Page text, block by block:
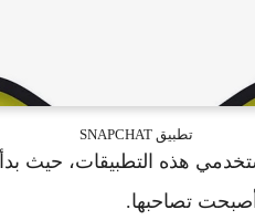
تطبيق SNAPCHAT
هذه التطبيقات، حيث
أصبحت تصاحبها.